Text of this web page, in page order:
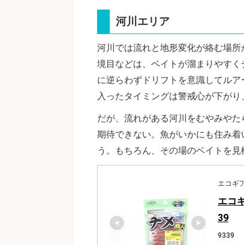
河川エリア
河川では流れと地形変化が絡む場
境目などは、ベイトが溜まりやす
に逆らわずドリフトを意識してル
入ったタイミングは警戒心が下が
だが、流れがある河川をむやみや
期待できない。魚がいかにも住み
う。もちろん、その場のベイトを
エコギ
エコ
39
9339